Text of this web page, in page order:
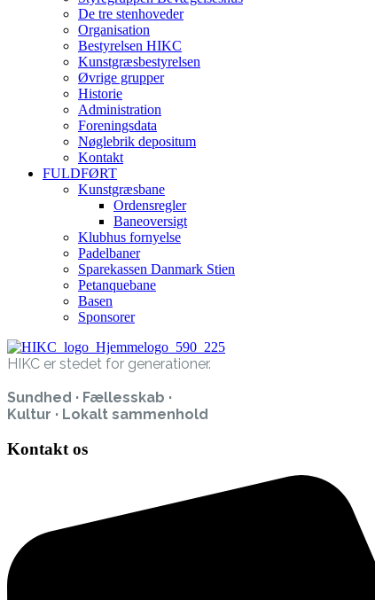
De tre stenhoveder
Organisation
Bestyrelsen HIKC
Kunstgræsbestyrelsen
Øvrige grupper
Historie
Administration
Foreningsdata
Nøglebrik depositum
Kontakt
FULDFØRT
Kunstgræsbane
Ordensregler
Baneoversigt
Klubhus fornyelse
Padelbaner
Sparekassen Danmark Stien
Petanquebane
Basen
Sponsorer
HIKC er stedet for generationer.
Sundhed · Fællesskab ·
Kultur · Lokalt sammenhold
Kontakt os